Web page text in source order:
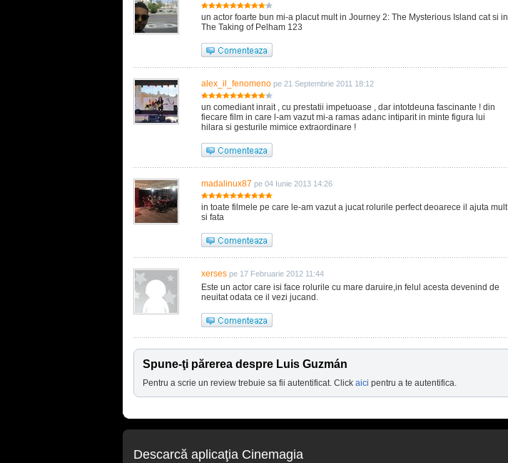
un actor foarte bun mi-a placut mult in Journey 2: The Mysterious Island cat si in
The Taking of Pelham 123
alex_il_fenomeno pe 21 Septembrie 2011 18:12
un comediant inrait , cu prestatii impetuoase , dar intotdeuna fascinante ! din
fiecare film in care l-am vazut mi-a ramas adanc intiparit in minte figura lui
hilara si gesturile mimice extraordinare !
madalinux87 pe 04 Iunie 2013 14:26
in toate filmele pe care le-am vazut a jucat rolurile perfect deoarece il ajuta mult
si fata
xerses pe 17 Februarie 2012 11:44
Este un actor care isi face rolurile cu mare daruire,in felul acesta devenind de
neuitat odata ce il vezi jucand.
Spune-ţi părerea despre Luis Guzmán
Pentru a scrie un review trebuie sa fii autentificat. Click aici pentru a te autentifica.
Descarcă aplicaţia Cinemagia